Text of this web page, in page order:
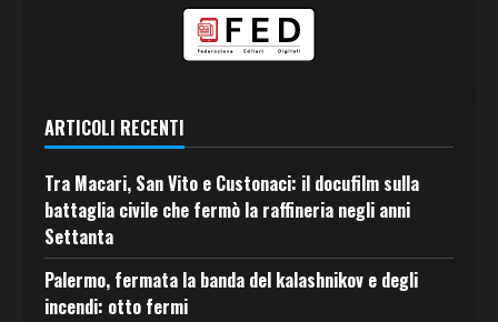
ARTICOLI RECENTI
Tra Macari, San Vito e Custonaci: il docufilm sulla
battaglia civile che fermò la raffineria negli anni
Settanta
Palermo, fermata la banda del kalashnikov e degli
incendi: otto fermi